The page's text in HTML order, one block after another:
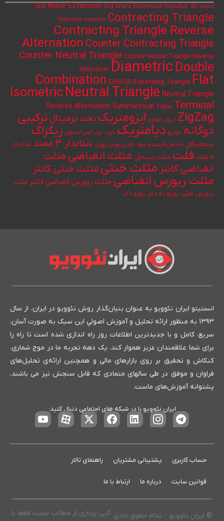
3rd Wave Extension 3rd Wave Extension Impulse 5th Wave
Extension Impulse Contracting Triangle
Contracting Triangle Reverse
Alternation Counter Contracting Triangle
Counter Neutral Triangle Counter Neutral Triangle Reverse
Alternation Diametric Double
Combination EURUSD Expanding Triangle Flat
IsometricNeutral Triangle Neutral Triangle
Reverse Alternation Symmetrical Tepix Terminal
ZigZag ایران خودرو ایزومتریک تختترمینال ترکیبی
دوگانه خودرو دیامتریک ذوب ذوب آهن اصفهان زیگزاگ
سیمتریکال شاخص قیمت و سود نقدی بورس تهران شتابدار ۳ ممتد
شتابدار
۵ ممتد
فلت مثلث انبساطی مثلث انقباضی مثلث
انقباضی کانتر مثلث خنثی مثلث خنثی کانتر
مثلث ریورس انقباضی مثلث ریورس انقباضی کانتر مثلث
ریورس خنثی یورو به دلار یورو دلار
حساب کاربری پشتیبانی مشتریان راهنمای تالار
قوانین سایت درباره ما ارتباط با ما
انستیتو ایران نئوویو به عنوان بنیان‌گذار روش نئوویو در ایران، از سال
۱۳۹۳ به منظور ارائه تحلیل و آموزش اصولیِ این سبک به صورت آسان،
سریع، کامل و با جدیدترین اطلاعات روز راه اندازی شده است تا راه را
برای شما علاقمندان عزیز هموار کند. یک دهه تجربه ما در موج شماری،
کنکاش و تحقیق بر روی بازارهای مالی و همچنین ارائه‌ی تحلیل‌های
فراوان و موفق در طی سالهای متمادی که قابل سنجش نیز می باشند،
پشتوانه آموزش‌های ماست.
ایران نئوویو را در شبکه های اجتماعی دنبال کنید:
© ایران نئوویو – تمام حقوق مادی کپی برداری از مطالب سایت فقط با